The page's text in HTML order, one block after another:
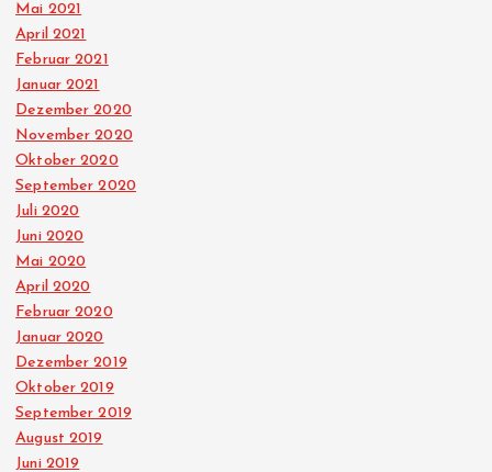
Mai 2021
April 2021
Februar 2021
Januar 2021
Dezember 2020
November 2020
Oktober 2020
September 2020
Juli 2020
Juni 2020
Mai 2020
April 2020
Februar 2020
Januar 2020
Dezember 2019
Oktober 2019
September 2019
August 2019
Juni 2019